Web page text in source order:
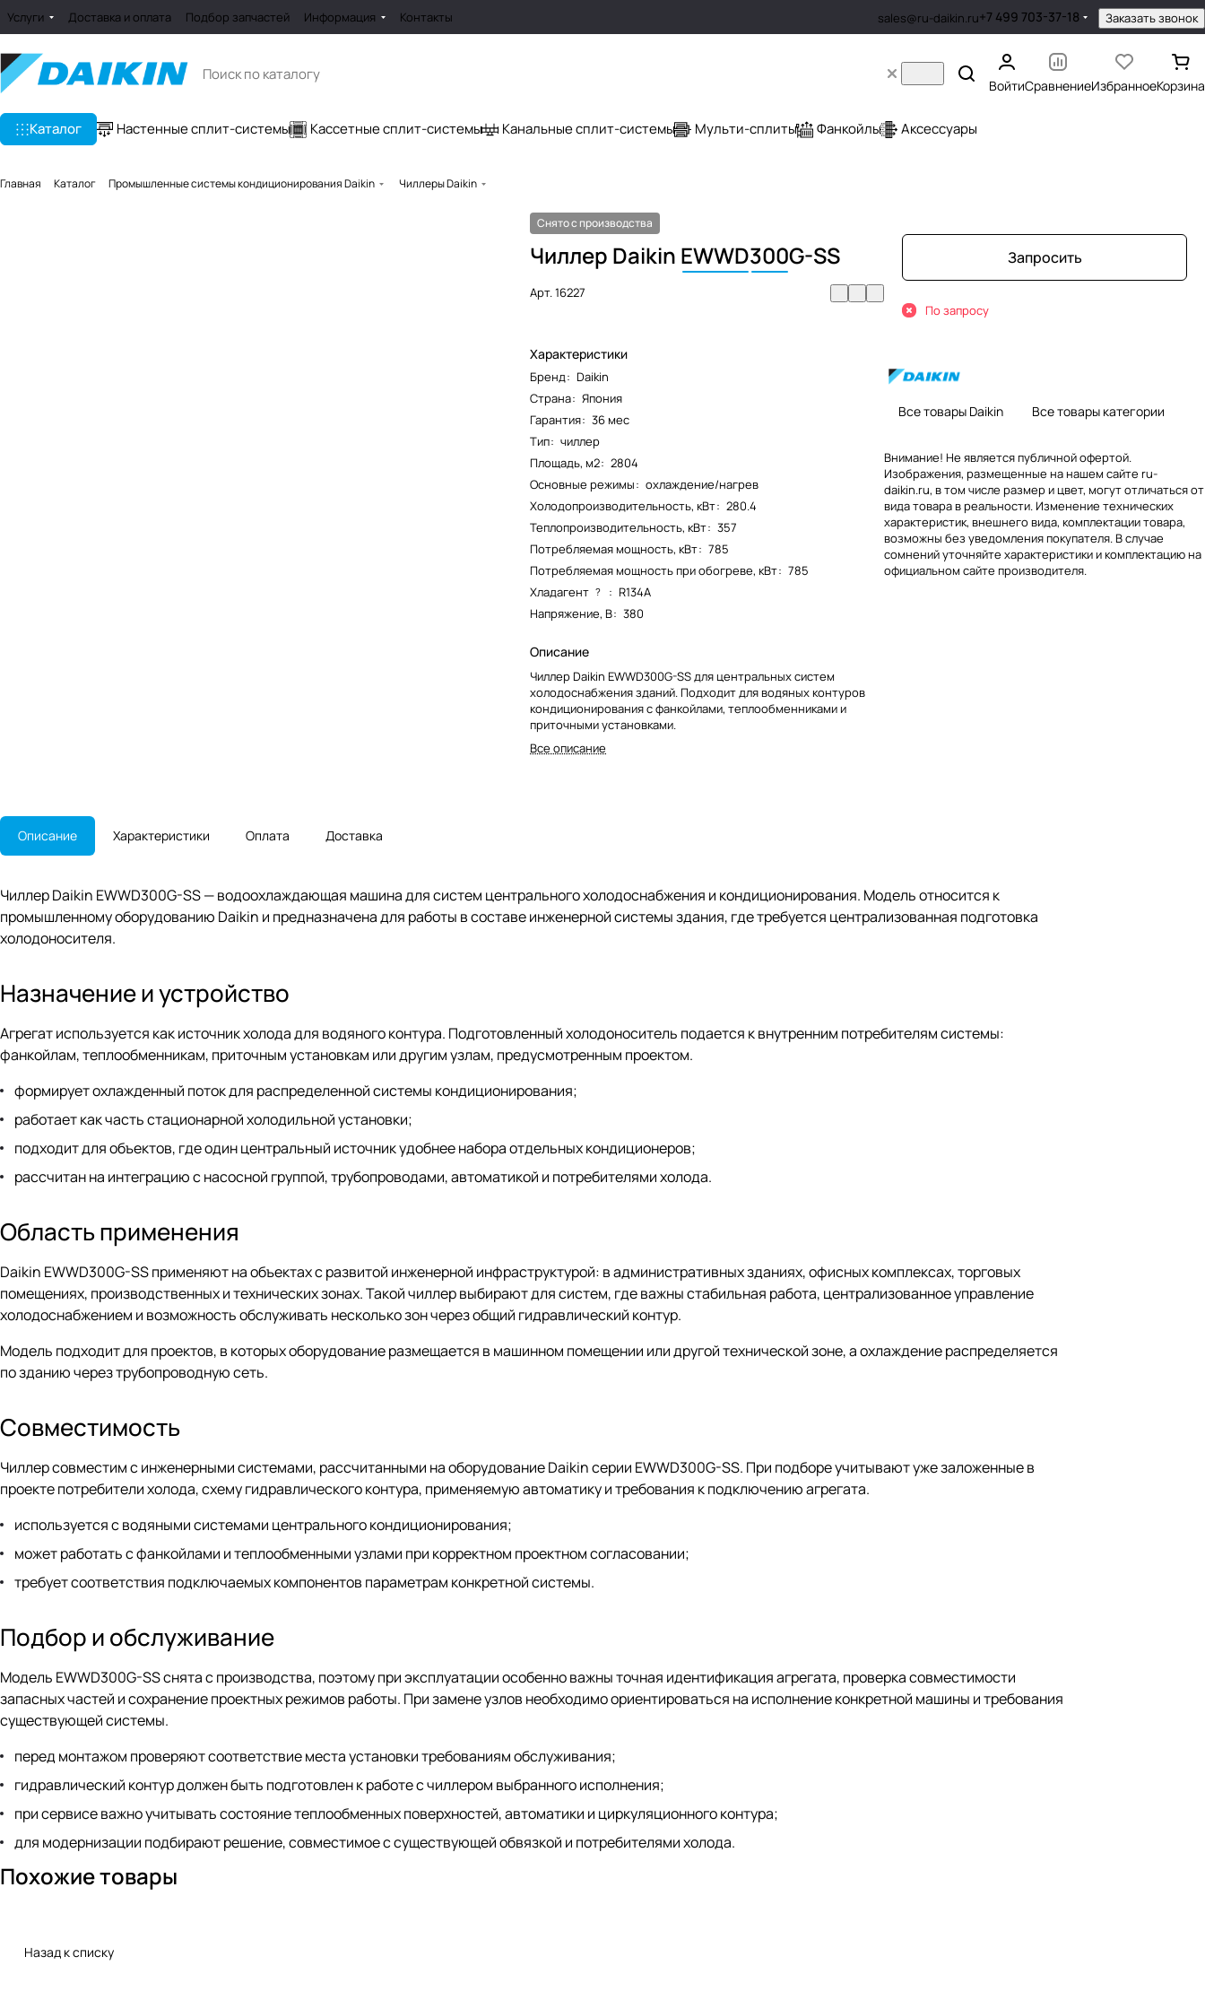
Услуги Доставка и оплата Подбор запчастей Информация Контакты sales@ru-daikin.ru+7 499 703-37-18 Заказать звонок
ВойтиСравнениеИзбранноеКорзина
Каталог Настенные сплит-системы Кассетные сплит-системы Канальные сплит-системы Мульти-сплиты Фанкойлы Аксессуары
Главная Каталог Промышленные системы кондиционирования Daikin Чиллеры Daikin
Снято с производства
Чиллер Daikin EWWD300G-SS
Арт.16227
Характеристики
Бренд: Daikin
Страна: Япония
Гарантия: 36 мес
Тип: чиллер
Площадь, м2: 2804
Основные режимы: охлаждение/нагрев
Холодопроизводительность, кВт: 280.4
Теплопроизводительность, кВт: 357
Потребляемая мощность, кВт: 785
Потребляемая мощность при обогреве, кВт: 785
Хладагент ? : R134A
Напряжение, В: 380
Описание
Чиллер Daikin EWWD300G-SS для центральных систем
холодоснабжения зданий. Подходит для водяных контуров
кондиционирования с фанкойлами, теплообменниками и
приточными установками.
Все описание
Запросить
По запросу
Все товары Daikin Все товары категории
Внимание! Не является публичной офертой.
Изображения, размещенные на нашем сайте ru-
daikin.ru, в том числе размер и цвет, могут отличаться от
вида товара в реальности. Изменение технических
характеристик, внешнего вида, комплектации товара,
возможны без уведомления покупателя. В случае
сомнений уточняйте характеристики и комплектацию на
официальном сайте производителя.
Описание Характеристики Оплата Доставка
Чиллер Daikin EWWD300G-SS — водоохлаждающая машина для систем центрального холодоснабжения и кондиционирования. Модель относится к
промышленному оборудованию Daikin и предназначена для работы в составе инженерной системы здания, где требуется централизованная подготовка
холодоносителя.
Назначение и устройство
Агрегат используется как источник холода для водяного контура. Подготовленный холодоноситель подается к внутренним потребителям системы:
фанкойлам, теплообменникам, приточным установкам или другим узлам, предусмотренным проектом.
формирует охлажденный поток для распределенной системы кондиционирования;
работает как часть стационарной холодильной установки;
подходит для объектов, где один центральный источник удобнее набора отдельных кондиционеров;
рассчитан на интеграцию с насосной группой, трубопроводами, автоматикой и потребителями холода.
Область применения
Daikin EWWD300G-SS применяют на объектах с развитой инженерной инфраструктурой: в административных зданиях, офисных комплексах, торговых
помещениях, производственных и технических зонах. Такой чиллер выбирают для систем, где важны стабильная работа, централизованное управление
холодоснабжением и возможность обслуживать несколько зон через общий гидравлический контур.
Модель подходит для проектов, в которых оборудование размещается в машинном помещении или другой технической зоне, а охлаждение распределяется
по зданию через трубопроводную сеть.
Совместимость
Чиллер совместим с инженерными системами, рассчитанными на оборудование Daikin серии EWWD300G-SS. При подборе учитывают уже заложенные в
проекте потребители холода, схему гидравлического контура, применяемую автоматику и требования к подключению агрегата.
используется с водяными системами центрального кондиционирования;
может работать с фанкойлами и теплообменными узлами при корректном проектном согласовании;
требует соответствия подключаемых компонентов параметрам конкретной системы.
Подбор и обслуживание
Модель EWWD300G-SS снята с производства, поэтому при эксплуатации особенно важны точная идентификация агрегата, проверка совместимости
запасных частей и сохранение проектных режимов работы. При замене узлов необходимо ориентироваться на исполнение конкретной машины и требования
существующей системы.
перед монтажом проверяют соответствие места установки требованиям обслуживания;
гидравлический контур должен быть подготовлен к работе с чиллером выбранного исполнения;
при сервисе важно учитывать состояние теплообменных поверхностей, автоматики и циркуляционного контура;
для модернизации подбирают решение, совместимое с существующей обвязкой и потребителями холода.
Похожие товары
Назад к списку